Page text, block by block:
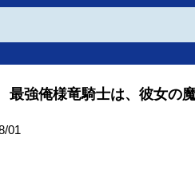
強俺様竜騎士は、彼女の魔
01